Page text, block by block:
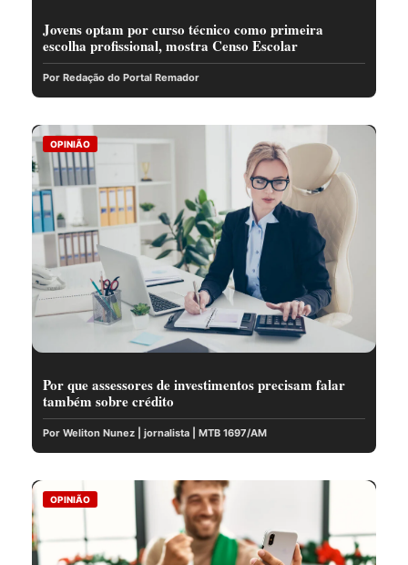
Jovens optam por curso técnico como primeira
escolha profissional, mostra Censo Escolar
Por Redação do Portal Remador
OPINIÃO
Por que assessores de investimentos precisam falar
também sobre crédito
Por Weliton Nunez | jornalista | MTB 1697/AM
OPINIÃO